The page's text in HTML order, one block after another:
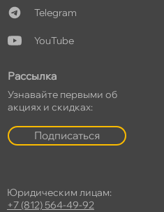
Telegram
YouTube
Рассылка
Узнавайте первыми о
акциях и скидках:
Подписаться
Юридическим лицам:
+7 (812) 564-49-92